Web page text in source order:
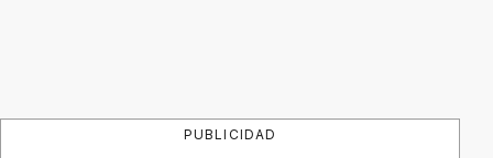
PUBLICIDAD